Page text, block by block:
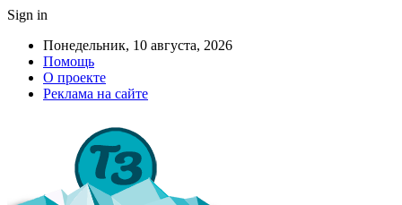
Sign in
Понедельник, 10 августа, 2026
Помощь
О проекте
Реклама на сайте